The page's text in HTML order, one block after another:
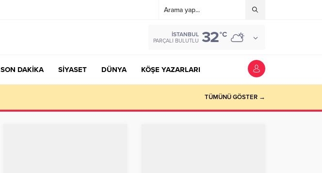
İSTANBUL
PARÇALI BULUTLU 32°C
SON DAKİKA SİYASET DÜNYA KÖŞE YAZARLARI
TÜMÜNÜ GÖSTER →